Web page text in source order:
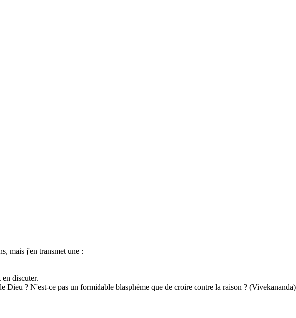
mais j'en transmet une :
discuter.
Dieu ? N'est-ce pas un formidable blasphème que de croire contre la raison ? (Vivekananda)